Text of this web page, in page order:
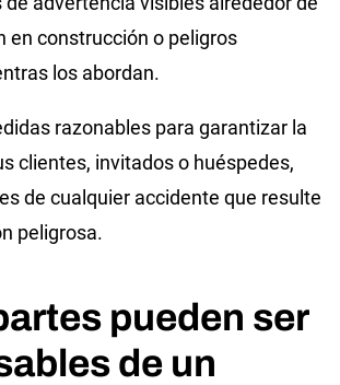
en construcción o peligros
los abordan.
razonables para garantizar la
clientes, invitados o huéspedes,
de cualquier accidente que resulte
peligrosa.
pueden ser
de un